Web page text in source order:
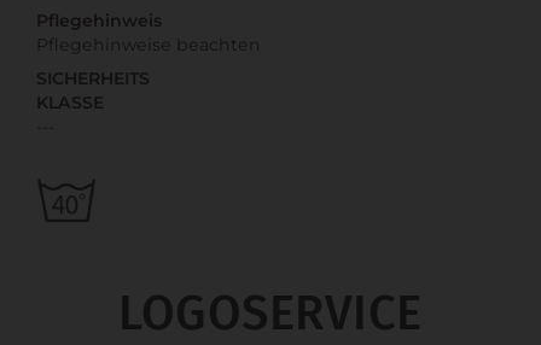
Pflegehinweis
Pflegehinweise beachten
SICHERHEITS
KLASSE
LOGOSERVICE